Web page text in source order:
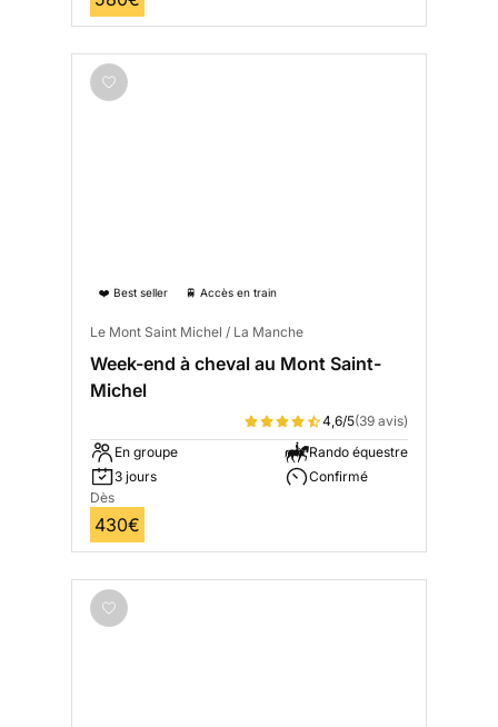
❤️ Best seller 🚆 Accès en train
Le Mont Saint Michel / La Manche
Week-end à cheval au Mont Saint-
Michel
4,6/5(39 avis)
En groupe
3 jours
Rando équestre
Confirmé
Dès
430€